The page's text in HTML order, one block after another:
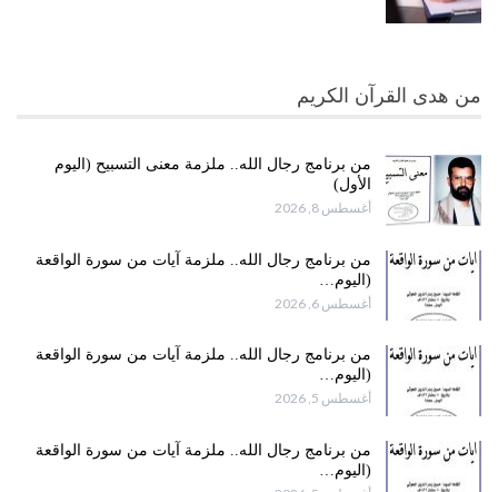
من هدى القرآن الكريم
من برنامج رجال الله.. ملزمة معنى التسبيح (اليوم
الأول)
أغسطس 8, 2026
من برنامج رجال الله.. ملزمة آيات من سورة الواقعة
(اليوم…
أغسطس 6, 2026
من برنامج رجال الله.. ملزمة آيات من سورة الواقعة
(اليوم…
أغسطس 5, 2026
من برنامج رجال الله.. ملزمة آيات من سورة الواقعة
(اليوم…